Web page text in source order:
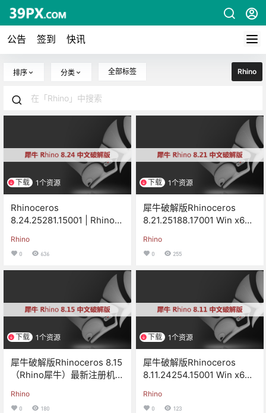
公告 签到 快讯
排序 分类 全部标签 Rhino
下载 1个资源
Rhinoceros
8.24.25281.15001 | Rhino
Rhino
0 636
下载 1个资源
犀牛破解版Rhinoceros
8.21.25188.17001 Win x64
Rhino
0 255
下载 1个资源
犀牛破解版Rhinoceros 8.15
（Rhino犀牛）最新注册机破
Rhino
0 180
下载 1个资源
犀牛破解版Rhinoceros
8.11.24254.15001 Win x64
Rhino
0 123